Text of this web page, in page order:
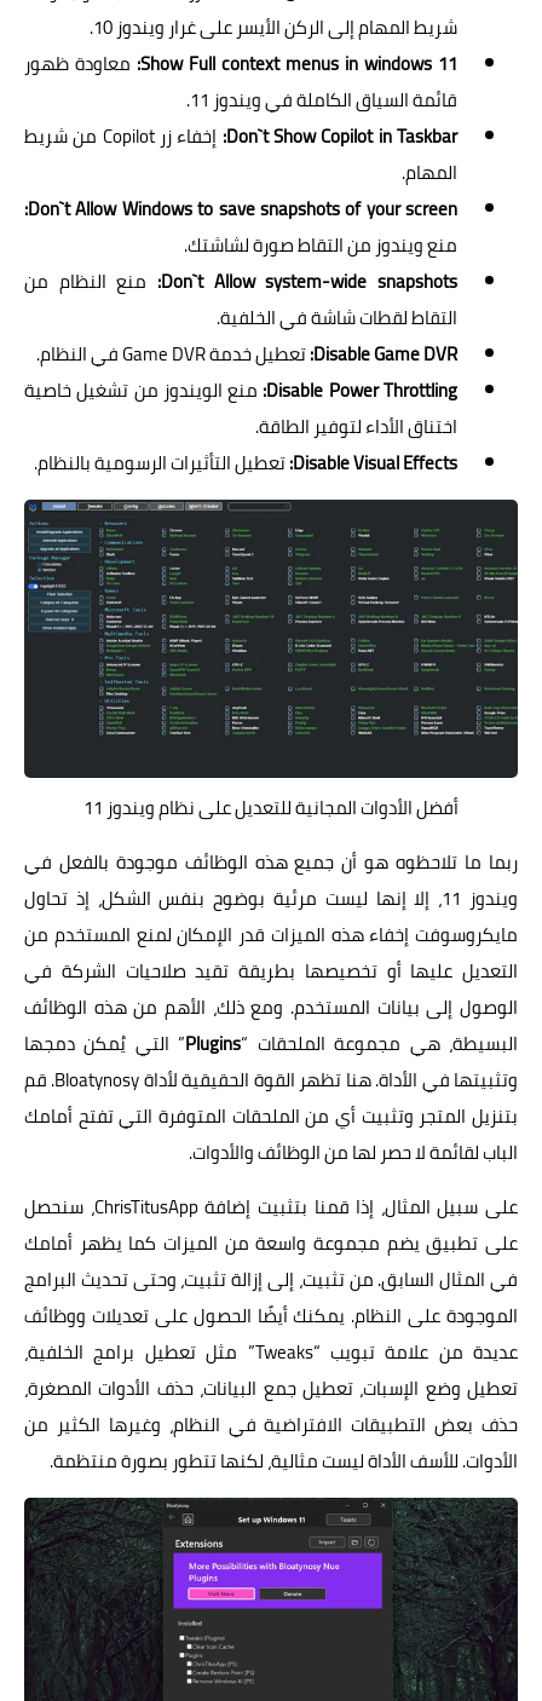
شريط المهام إلى الركن الأيسر على غرار ويندوز 10.
Show Full context menus in windows 11: معاودة ظهور
قائمة السياق الكاملة في ويندوز 11.
Don`t Show Copilot in Taskbar:
إخفاء زر Copilot من شريط
المهام.
Don`t Allow Windows to save snapshots of your screen:
منع ويندوز من التقاط صورة لشاشتك.
Don`t Allow system-wide snapshots: منع النظام من
التقاط لقطات شاشة في الخلفية.
Disable Game DVR: تعطيل خدمة Game DVR في النظام.
Disable Power Throttling: منع الويندوز من تشغيل خاصية
اختناق الأداء لتوفير الطاقة.
Disable Visual Effects: تعطيل التأثيرات الرسومية بالنظام.
أفضل الأدوات المجانية للتعديل على نظام ويندوز 11
ربما ما تلاحظوه هو أن جميع هذه الوظائف موجودة بالفعل في
ويندوز 11، إلا إنها ليست مرئية بوضوح بنفس الشكل، إذ تحاول
مايكروسوفت إخفاء هذه الميزات قدر الإمكان لمنع المستخدم من
التعديل عليها أو تخصيصها بطريقة تقيد صلاحيات الشركة في
الوصول إلى بيانات المستخدم. ومع ذلك، الأهم من هذه الوظائف
البسيطة، هي مجموعة الملحقات “Plugins” التي يُمكن دمجها
وتثبيتها في الأداة. هنا تظهر القوة الحقيقية لأداة Bloatynosy. قم
بتنزيل المتجر وتثبيت أي من الملحقات المتوفرة التي تفتح أمامك
الباب لقائمة لا حصر لها من الوظائف والأدوات.
على سبيل المثال، إذا قمنا بتثبيت إضافة ChrisTitusApp، سنحصل
على تطبيق يضم مجموعة واسعة من الميزات كما يظهر أمامك
في المثال السابق. من تثبيت، إلى إزالة تثبيت، وحتى تحديث البرامج
الموجودة على النظام. يمكنك أيضًا الحصول على تعديلات ووظائف
عديدة من علامة تبويب “Tweaks” مثل تعطيل برامج الخلفية،
تعطيل وضع الإسبات، تعطيل جمع البيانات، حذف الأدوات المصغرة،
حذف بعض التطبيقات الافتراضية في النظام، وغيرها الكثير من
الأدوات. للأسف الأداة ليست مثالية، لكنها تتطور بصورة منتظمة.